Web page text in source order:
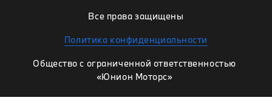
Все права защищены
Политика конфиденциальности
Общество с ограниченной ответственностью
«Юнион Моторс»